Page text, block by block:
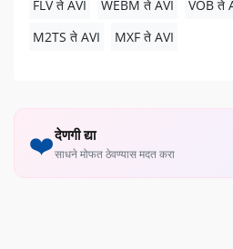
FLV ते AVI WEBM ते AVI VOB ते
M2TS ते AVI
MXF ते AVI
❤️देणगी द्या
साधने मोफत ठेवण्यास मदत करा